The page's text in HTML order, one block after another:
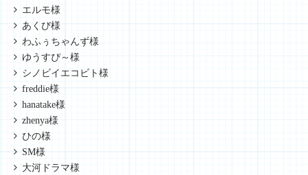
エルモ様
あくび様
わふぅちゃんず様
ゆうすぴ～様
シノビイエコビト様
freddie様
hanatake様
zhenya様
ひの様
SM様
大河ドラマ様